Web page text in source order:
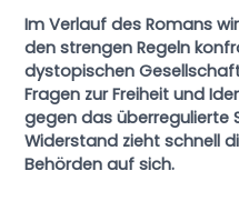
Im Verlauf des Romans
den strengen Regeln
dystopischen
Fragen zur Freiheit und
gegen das
Widerstand zieht schnell
Behörden auf sich.